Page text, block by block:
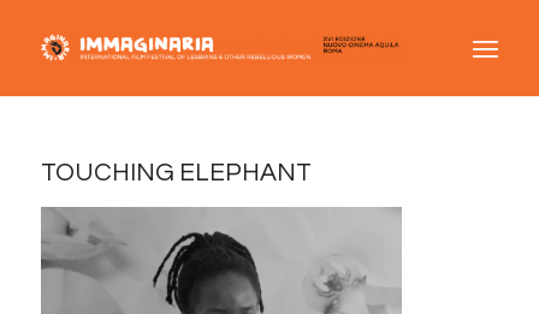
TOUCHING ELEPHANT